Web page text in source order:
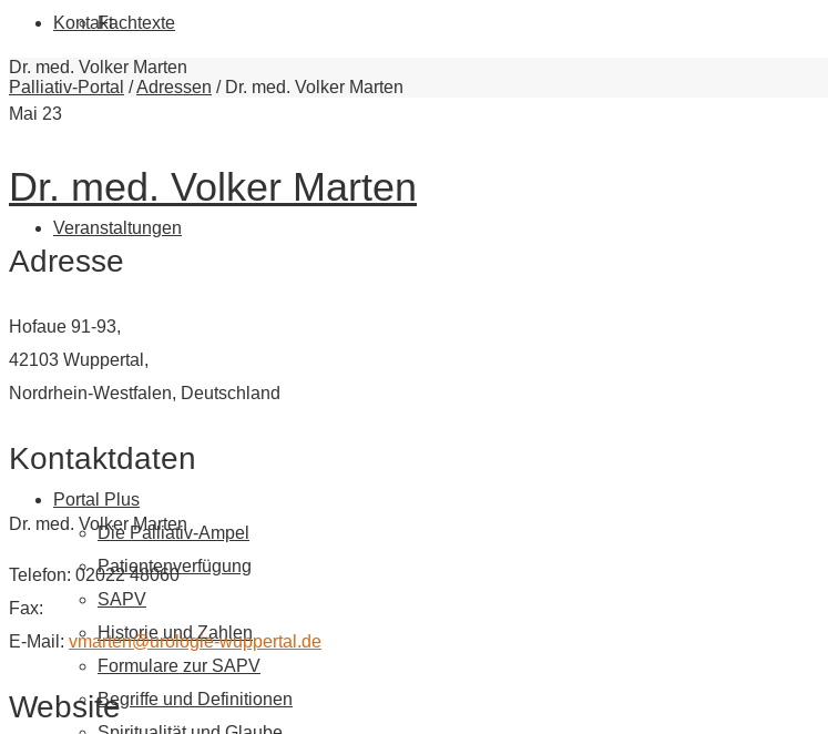
Fachtexte
Veranstaltungen
Portal Plus
Die Palliativ-Ampel
Patientenverfügung
SAPV
Historie und Zahlen
Formulare zur SAPV
Begriffe und Definitionen
Kontakt
Dr. med. Volker Marten
Palliativ-Portal /Adressen / Dr. med. Volker Marten
Mai 23
Dr. med. Volker Marten
Adresse
Hofaue 91-93,
42103 Wuppertal,
Nordrhein-Westfalen, Deutschland
Kontaktdaten
Dr. med. Volker Marten
Telefon: 02022 48060
Fax:
E-Mail: vmarten@urologie-wuppertal.de
Website